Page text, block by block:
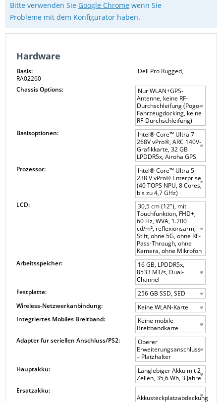
Bitte verwenden Sie Google Chrome wenn Sie
Probleme mit dem Konfigurator haben.
Hardware
Basis:
Dell Pro Rugged,
RA02260
Chassis Options:
Nur WLAN+GPS-
Antenne, keine RF-
Durchschleifung (Pogo-
Fahrzeugdocking, keine
RF-Durchschleifung)
Basisoptionen:
Intel® Core™ Ultra 7
268V vPro®, ARC 140V-
Grafikkarte, 32 GB
LPDDR5x, Airoha GPS
Prozessor:
Intel® Core™ Ultra 5
238 V vPro® Enterprise
(40 TOPS NPU, 8 Cores,
bis zu 4,7 GHz)
LCD:
30,5 cm (12"), mit
Touchfunktion, FHD+,
60 Hz, WVA, 1.200
cd/m², reflexionsarm,
Stift, ohne 5G, ohne RF-
Pass-Through, ohne
Kamera, ohne Mikrofon
Arbeitsspeicher:
16 GB, LPDDR5x,
8533 MT/s, Dual-
Channel
Festplatte:
256 GB SSD, SED
Wireless-Netzwerkanbindung:
Keine WLAN-Karte
Integriertes Mobiles Breitband:
Keine mobile
Breitbandkarte
Adapter für seriellen Anschluss/PS2:
Oberer
Erweiterungsanschluss
– Platzhalter
Hauptakku:
Langlebiger Akku mit 2
Zellen, 35,6 Wh, 3 Jahre
Ersatzakku:
Akkusteckplatzabdeckung